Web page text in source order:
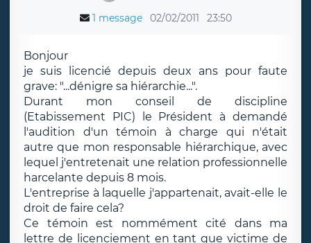
1 message 02/02/2011 23:50
Bonjour
je suis licencié depuis deux ans pour faute
grave: "...dénigre sa hiérarchie...".
Durant mon conseil de discipline
(Etabissement PIC) le Président à demandé
l'audition d'un témoin à charge qui n'était
autre que mon responsable hiérarchique, avec
lequel j'entretenait une relation professionnelle
harcelante depuis 8 mois.
L'entreprise à laquelle j'appartenait, avait-elle le
droit de faire cela?
Ce témoin est nommément cité dans ma
lettre de licenciement en tant que victime de